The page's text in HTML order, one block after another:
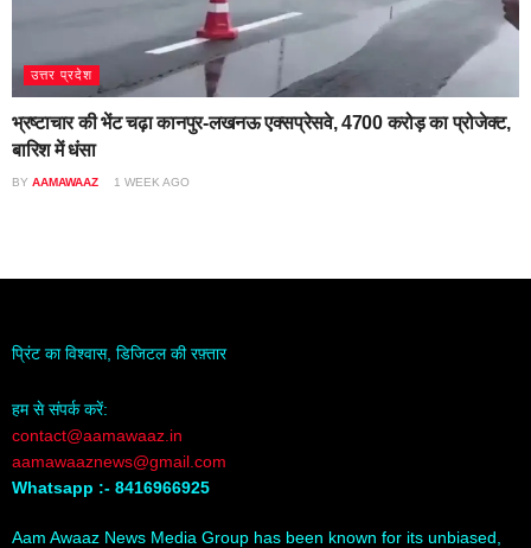
उत्तर प्रदेश
भ्रष्टाचार की भेंट चढ़ा कानपुर-लखनऊ एक्सप्रेसवे, 4700 करोड़ का प्रोजेक्ट,
बारिश में धंसा
BY AAMAWAAZ 1 WEEK AGO
प्रिंट का विश्वास, डिजिटल की रफ़्तार
हम से संपर्क करें:
contact@aamawaaz.in
aamawaaznews@gmail.com
Whatsapp :- 8416966925
Aam Awaaz News Media Group has been known for its unbiased,